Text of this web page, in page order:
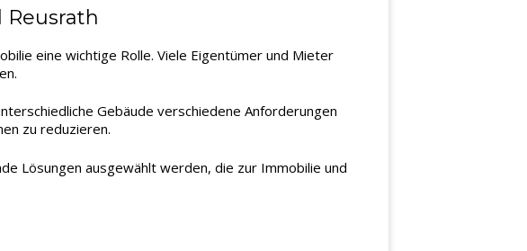
eine wichtige Rolle. Viele Eigentümer und Mieter
Gebäude verschiedene Anforderungen
zu reduzieren.
Lösungen ausgewählt werden, die zur Immobilie und